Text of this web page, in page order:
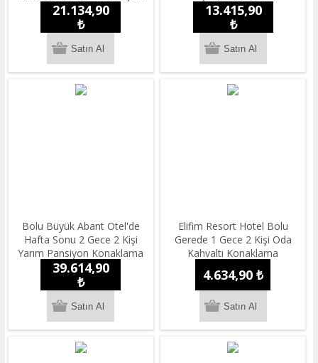
Konaklama
21.134,90
₺
Konaklama
13.415,90
₺
Bolu Büyük Abant Otel'de
Hafta Sonu 2 Gece 2 Kişi
Yarım Pansiyon Konaklama
39.614,90
₺
Elifim Resort Hotel Bolu
Gerede 1 Gece 2 Kişi Oda
Kahvaltı Konaklama
4.634,90 ₺